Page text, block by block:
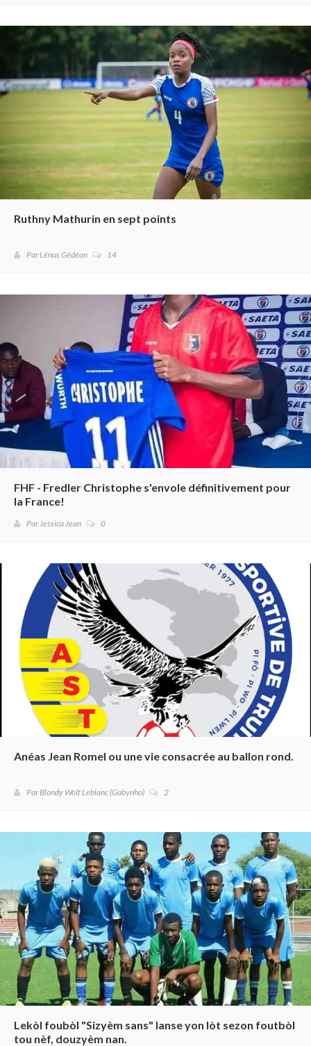
Ruthny Mathurin en sept points
Par Lénus Gédéon 14
FHF - Fredler Christophe s'envole définitivement pour
la France!
Par Jessica Jean 0
Anéas Jean Romel ou une vie consacrée au ballon rond.
Par Blondy Wolf Leblanc (Gabynho) 2
Lekòl foubòl "Sizyèm sans" lanse yon lòt sezon foutbòl
tou nèf, douzyèm nan.